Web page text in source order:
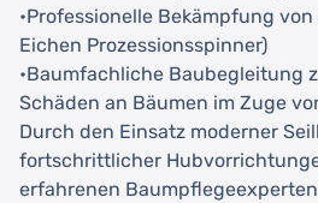
•Professionelle Bekämpfung
Eichen Prozessionsspinner)
•Baumfachliche Baubegleitung
Schäden an Bäumen im Zuge
Durch den Einsatz moderner
fortschrittlicher
erfahrenen